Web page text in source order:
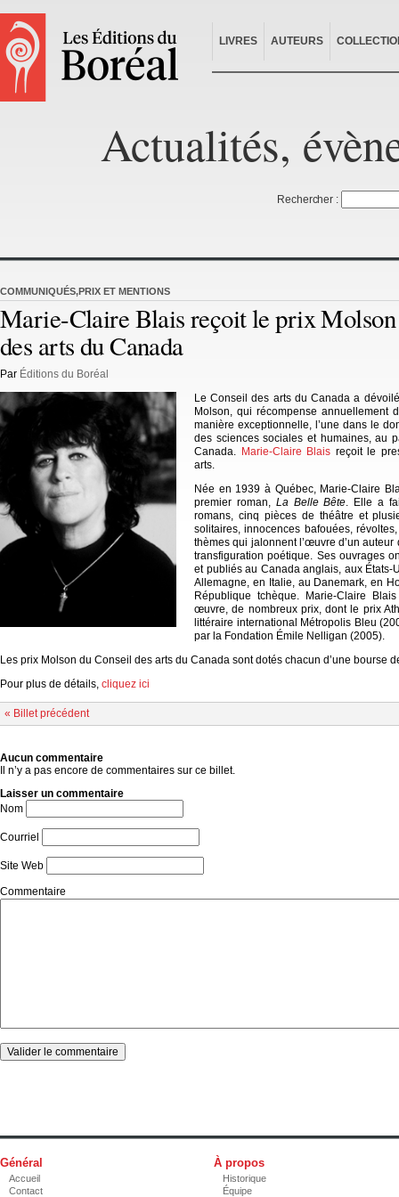
LIVRES AUTEURS
Actualités,
Rechercher :
COMMUNIQUÉS,PRIX ET MENTIONS
Marie-Claire Blais reçoit le prix Molson
des arts du Canada
Par Éditions du Boréal
Le Conseil des arts du Canada a
Molson, qui récompense annuellement
manière exceptionnelle, l’une dans le
des sciences sociales et humaines, au
Canada. Marie-Claire Blais reçoit le
arts.
Née en 1939 à Québec, Marie-Claire
premier roman, La Belle Bête. Elle a
romans, cinq pièces de théâtre et
solitaires, innocences bafouées,
thèmes qui jalonnent l’œuvre d’un
transfiguration poétique. Ses ouvrages
et publiés au Canada anglais, aux États-
Allemagne, en Italie, au Danemark, en
République tchèque. Marie-Claire
œuvre, de nombreux prix, dont le prix
littéraire international Métropolis Bleu
par la Fondation Émile Nelligan (2005).
Les prix Molson du Conseil des arts du Canada sont dotés chacun d’une bourse
Pour plus de détails, cliquez ici
« Billet précédent
Aucun commentaire
Il n’y a pas encore de commentaires sur ce billet.
Laisser un commentaire
Nom
Courriel
Site Web
Commentaire
Général
Accueil
Contact
À propos
Historique
Équipe